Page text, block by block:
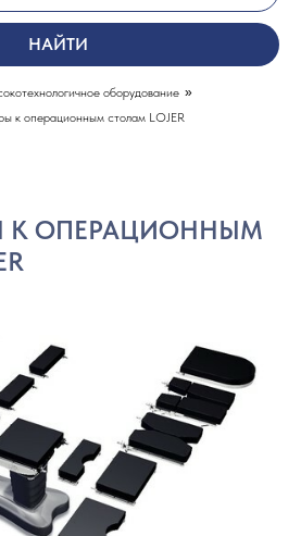
НАЙТИ
оборудование »
к операционным столам LOJER
К ОПЕРАЦИОННЫМ